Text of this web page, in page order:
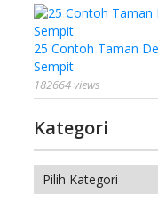
25 Contoh Taman
Sempit
182664 views
Kategori
Kategori